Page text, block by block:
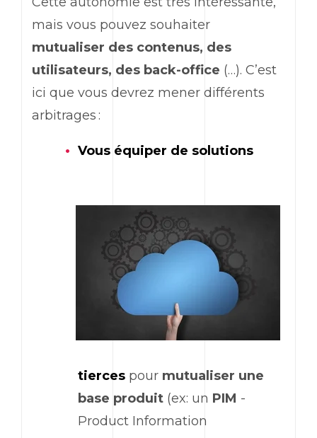
mais vous pouvez souhaiter
mutualiser des contenus, des
utilisateurs, des back-office (…). C’est
ici que vous devrez mener différents
arbitrages :
Vous équiper de solutions
tierces pour mutualiser une
base produit (ex: un PIM -
Product Information